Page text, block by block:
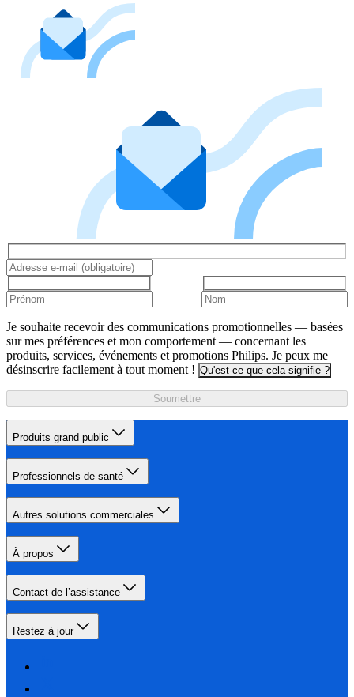
Je souhaite recevoir des communications promotionnelles — basées
sur mes préférences et mon comportement — concernant les
produits, services, événements et promotions Philips. Je peux me
désinscrire facilement à tout moment ! Qu'est-ce que cela signifie ?
Soumettre
Produits grand public
Professionnels de santé
Autres solutions commerciales
À propos
Contact de l’assistance
Restez à jour